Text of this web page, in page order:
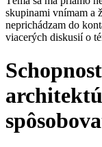
skupinami vnímam a
neprichádzam do
viacerých diskusií o